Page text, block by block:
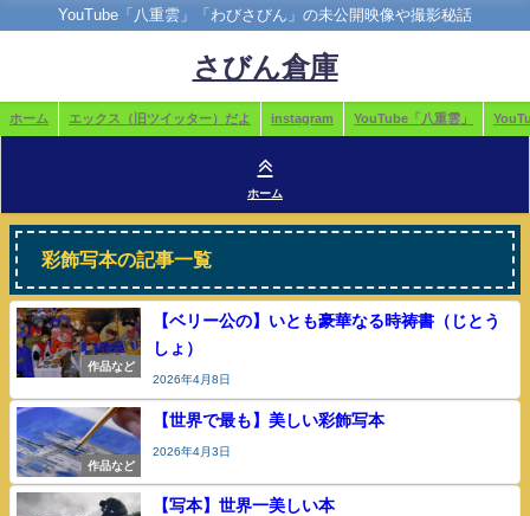
YouTube「八重雲」「わびさびん」の未公開映像や撮影秘話
さびん倉庫
ホーム エックス（旧ツイッター）だよ instagram YouTube「八重雲」
ホーム
彩飾写本の記事一覧
作品など
【ベリー公の】いとも豪華なる時祷書（じとう
しょ）
2026年4月8日
作品など
【世界で最も】美しい彩飾写本
2026年4月3日
【写本】世界一美しい本